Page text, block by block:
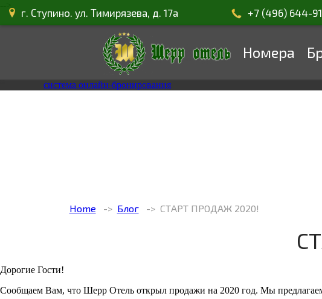
г. Ступино. ул. Тимирязева, д. 17а +7 (496) 644-
Номера
система онлайн-бронирования
Home Блог СТАРТ ПРОДАЖ 2020!
Дорогие Гости!
Сообщаем Вам, что Шерр Отель открыл продажи на 2020 год. Мы